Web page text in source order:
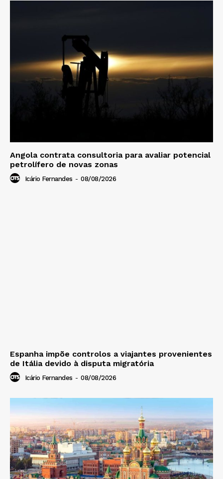
Angola contrata consultoria para avaliar potencial
petrolífero de novas zonas
Icário Fernandes - 08/08/2026
Espanha impõe controlos a viajantes provenientes
de Itália devido à disputa migratória
Icário Fernandes - 08/08/2026